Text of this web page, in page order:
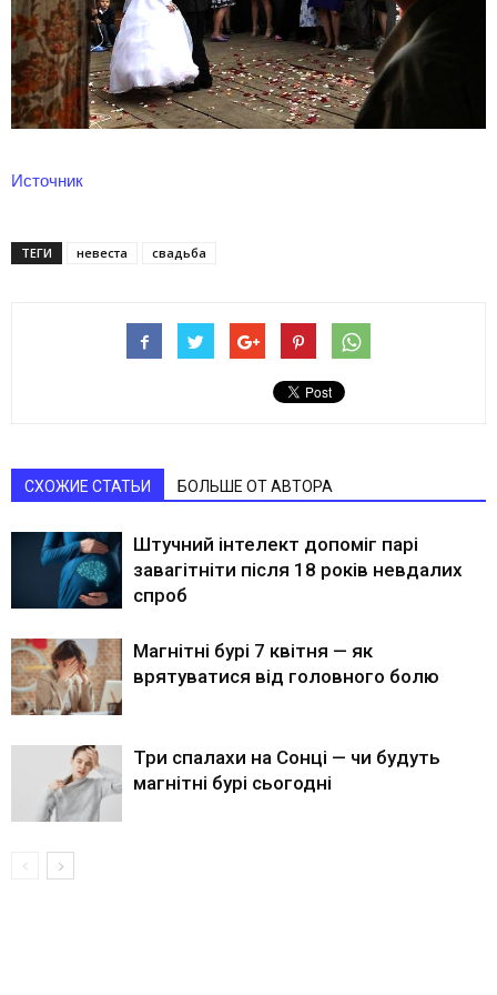
Источник
ТЕГИ невеста свадьба
СХОЖИЕ СТАТЬИ БОЛЬШЕ ОТ АВТОРА
Штучний інтелект допоміг парі
завагітніти після 18 років невдалих
спроб
Магнітні бурі 7 квітня — як
врятуватися від головного болю
Три спалахи на Сонці — чи будуть
магнітні бурі сьогодні